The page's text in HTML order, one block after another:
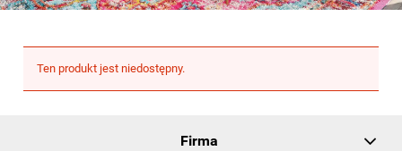
Ten produkt jest niedostępny.
Firma